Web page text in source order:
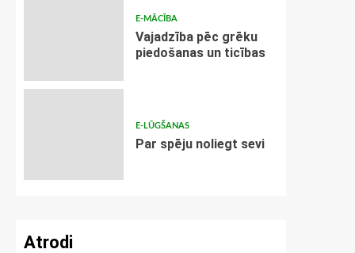
E-MĀCĪBA
Vajadzība pēc grēku
piedošanas un ticības
E-LŪGŠANAS
Par spēju noliegt sevi
Atrodi